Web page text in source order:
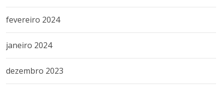
fevereiro 2024
janeiro 2024
dezembro 2023